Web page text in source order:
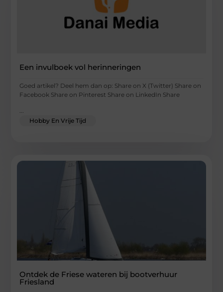
Een invulboek vol herinneringen
Goed artikel? Deel hem dan op: Share on X (Twitter) Share on
Facebook Share on Pinterest Share on LinkedIn Share
...
Hobby En Vrije Tijd
Ontdek de Friese wateren bij bootverhuur
Friesland